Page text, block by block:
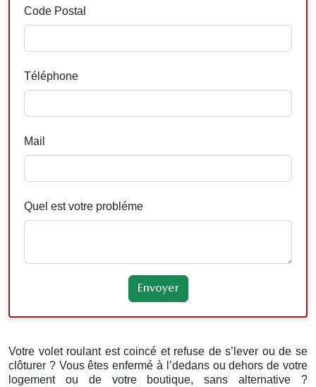
Code Postal
Téléphone
Mail
Quel est votre probléme
Votre volet roulant est coincé et refuse de s’lever ou de se
clôturer ? Vous êtes enfermé à l’dedans ou dehors de votre
logement ou de votre boutique, sans alternative ?